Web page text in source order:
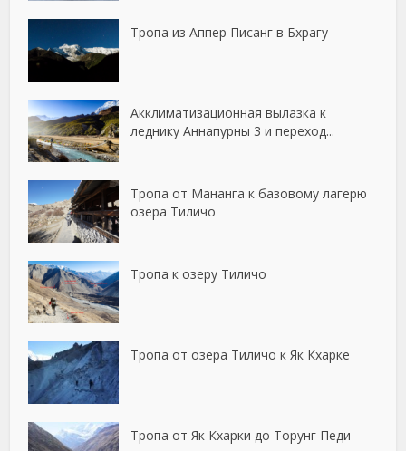
Тропа из Аппер Писанг в Бхрагу
Акклиматизационная вылазка к
леднику Аннапурны 3 и переход...
Тропа от Мананга к базовому лагерю
озера Тиличо
Тропа к озеру Тиличо
Тропа от озера Тиличо к Як Кхарке
Тропа от Як Кхарки до Торунг Педи